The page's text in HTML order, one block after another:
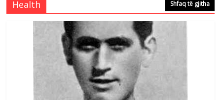
Çlirimtari Mentor Mushkolaj nderohet
me mirenjohje nga Xhevdet Qeriqi Dega
e invalidëve në Fushë Kosovë
August 4, 2026 Comments Off
Sulm , pse të dua ty
Health Shfaq të gjitha